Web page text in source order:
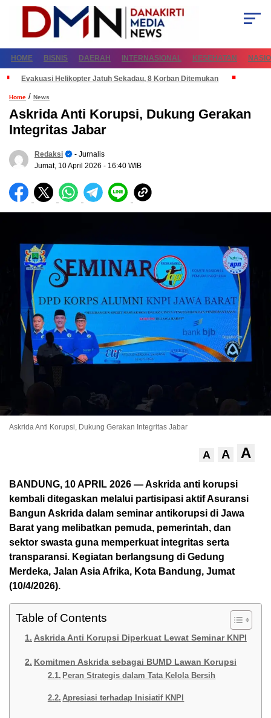
HOME BISNIS DAERAH INTERNASIONAL KESEHATAN
Evakuasi Helikopter Jatuh Sekadau, 8 Korban Ditemukan
Home / News
Askrida Anti Korupsi, Dukung Gerakan
Integritas Jabar
Redaksi
- Jurnalis
Jumat, 10 April 2026 - 16:40 WIB
Askrida Anti Korupsi, Dukung Gerakan Integritas Jabar
A A A
BANDUNG, 10 APRIL 2026 — Askrida anti korupsi
kembali ditegaskan melalui partisipasi aktif Asuransi
Bangun Askrida dalam seminar antikorupsi di Jawa
Barat yang melibatkan pemuda, pemerintah, dan
sektor swasta guna memperkuat integritas serta
transparansi. Kegiatan berlangsung di Gedung
Merdeka, Jalan Asia Afrika, Kota Bandung, Jumat
(10/4/2026).
Table of Contents
Askrida Anti Korupsi Diperkuat Lewat Seminar KNPI
Komitmen Askrida sebagai BUMD Lawan Korupsi
Peran Strategis dalam Tata Kelola Bersih
Apresiasi terhadap Inisiatif KNPI